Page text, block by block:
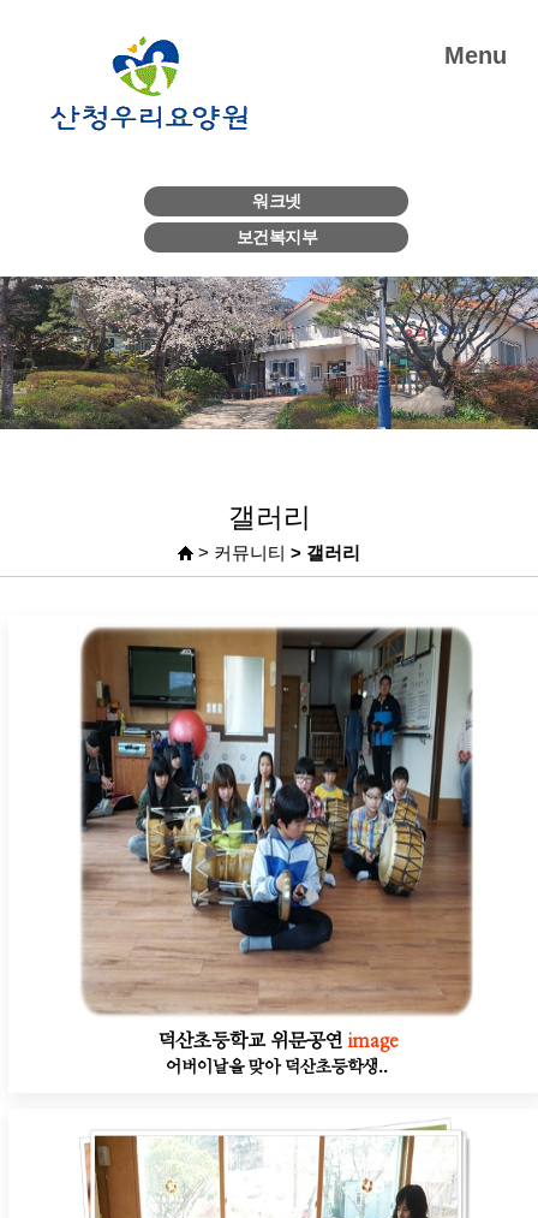
Menu
워크넷
보건복지부
갤러리
> 커뮤니티 > 갤러리
덕산초등학교 위문공연 image
어버이날을 맞아 덕산초등학생..